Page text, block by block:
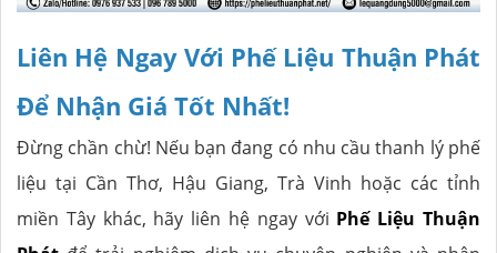
Liên Hệ Ngay Với Phế Liệu Thuận Phát
Để Nhận Giá Tốt Nhất!
Đừng chần chừ! Nếu bạn đang có nhu cầu thanh lý phế
liệu tại Cần Thơ, Hậu Giang, Trà Vinh hoặc các tỉnh
miền Tây khác, hãy liên hệ ngay với Phế Liệu Thuận